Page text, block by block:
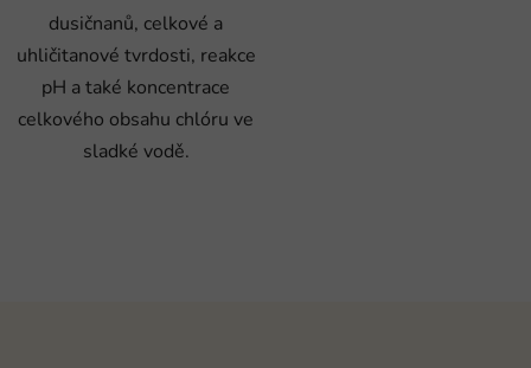
dusičnanů, celkové a
uhličitanové tvrdosti, reakce
pH a také koncentrace
celkového obsahu chlóru ve
sladké vodě.